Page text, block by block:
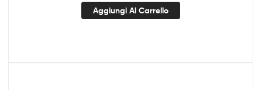
Aggiungi Al Carrello